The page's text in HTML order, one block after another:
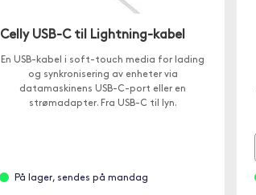
Celly USB-C til Lightning-kabel
En USB-kabel i soft-touch media for lading
og synkronisering av enheter via
datamaskinens USB-C-port eller en
strømadapter. Fra USB-C til lyn.
På lager, sendes på mandag